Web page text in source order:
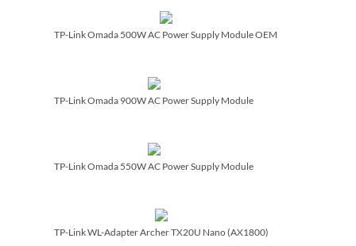
TP-Link Omada 500W AC Power Supply Module OEM
TP-Link Omada 900W AC Power Supply Module
TP-Link Omada 550W AC Power Supply Module
TP-Link WL-Adapter Archer TX20U Nano (AX1800)